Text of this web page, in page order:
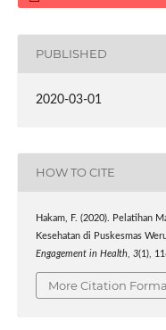
PUBLISHED
2020-03-01
HOW TO CITE
Hakam, F. (2020). Pelatihan
Kesehatan di Puskesmas
Engagement in Health, 3(1),
More Citation